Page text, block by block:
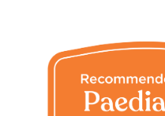
Оставайтесь в курсе